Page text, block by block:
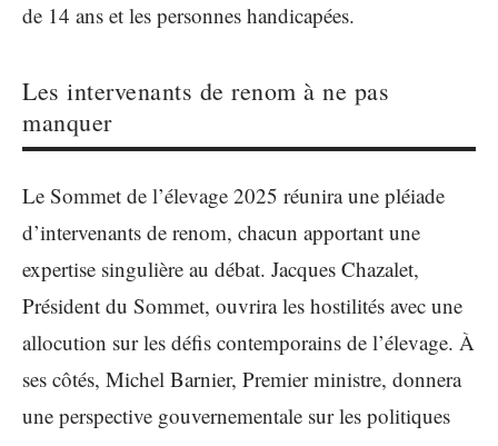
de 14 ans et les personnes handicapées.
Les intervenants de renom à ne pas
manquer
Le Sommet de l’élevage 2025 réunira une pléiade
d’intervenants de renom, chacun apportant une
expertise singulière au débat. Jacques Chazalet,
Président du Sommet, ouvrira les hostilités avec une
allocution sur les défis contemporains de l’élevage. À
ses côtés, Michel Barnier, Premier ministre, donnera
une perspective gouvernementale sur les politiques